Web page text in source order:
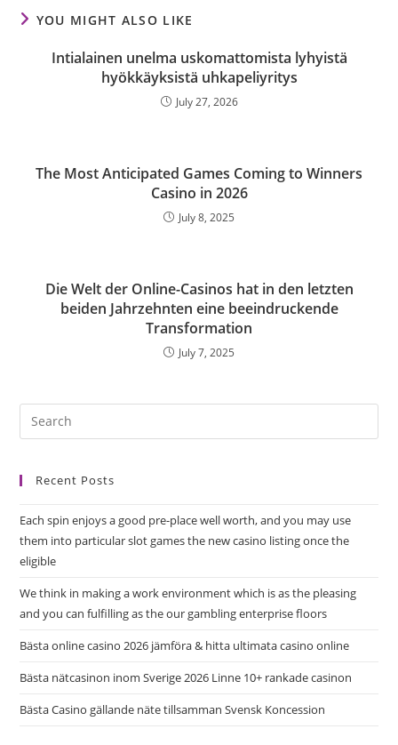
YOU MIGHT ALSO LIKE
Intialainen unelma uskomattomista lyhyistä
hyökkäyksistä uhkapeliyritys
July 27, 2026
The Most Anticipated Games Coming to Winners
Casino in 2026
July 8, 2025
Die Welt der Online-Casinos hat in den letzten
beiden Jahrzehnten eine beeindruckende
Transformation
July 7, 2025
Recent Posts
Each spin enjoys a good pre-place well worth, and you may use
them into particular slot games the new casino listing once the
eligible
We think in making a work environment which is as the pleasing
and you can fulfilling as the our gambling enterprise floors
Bästa online casino 2026 jämföra & hitta ultimata casino online
Bästa nätcasinon inom Sverige 2026 Linne 10+ rankade casinon
Bästa Casino gällande näte tillsamman Svensk Koncession ️